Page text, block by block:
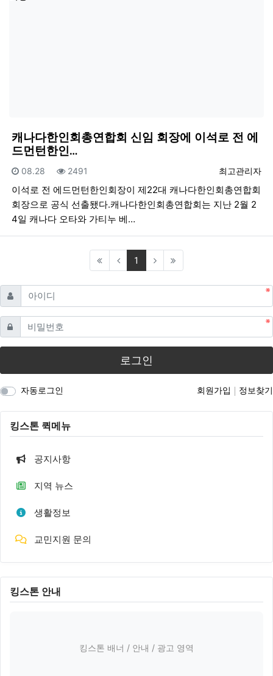
캐나다한인회총연합회 신임 회장에 이석로 전 에
드먼턴한인…
등록자
최고관리자
등록일
08.28 조회
2491
이석로 전 에드먼턴한인회장이 제22대 캐나다한인회총연합회
회장으로 공식 선출됐다.캐나다한인회총연합회는 지난 2월 2
4일 캐나다 오타와 가티누 베…
1 (current)
아이디 필수
비밀번호필수
로그인
자동로그인 회원가입 정보찾기
킹스톤 퀵메뉴
공지사항
지역 뉴스
생활정보
교민지원 문의
킹스톤 안내
킹스톤 배너 / 안내 / 광고 영역